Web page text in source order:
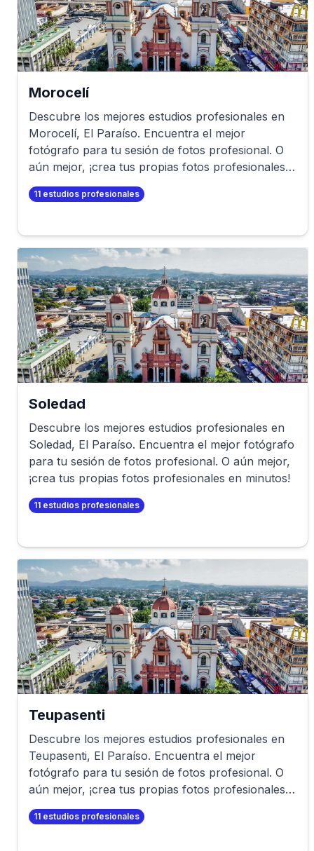
Morocelí
Descubre los mejores estudios profesionales en
Morocelí, El Paraíso. Encuentra el mejor
fotógrafo para tu sesión de fotos profesional. O
aún mejor, ¡crea tus propias fotos profesionales
en minutos!
11 estudios profesionales
Soledad
Descubre los mejores estudios profesionales en
Soledad, El Paraíso. Encuentra el mejor fotógrafo
para tu sesión de fotos profesional. O aún mejor,
¡crea tus propias fotos profesionales en minutos!
11 estudios profesionales
Teupasenti
Descubre los mejores estudios profesionales en
Teupasenti, El Paraíso. Encuentra el mejor
fotógrafo para tu sesión de fotos profesional. O
aún mejor, ¡crea tus propias fotos profesionales
en minutos!
11 estudios profesionales